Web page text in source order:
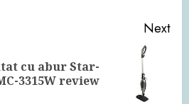
Next
cu abur Star-
3315W review